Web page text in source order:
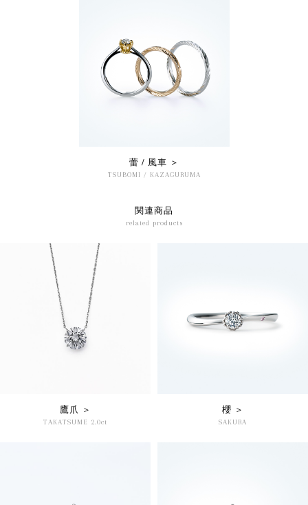
蕾 / 風車 ＞
TSUBOMI / KAZAGURUMA
関連商品
related products
鷹爪 ＞
TAKATSUME 2.0ct
櫻 ＞
SAKURA